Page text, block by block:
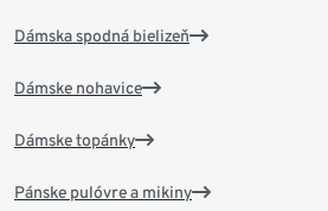
Dámska spodná bielizeň
Dámske nohavice
Dámske topánky
Pánske pulóvre a mikiny